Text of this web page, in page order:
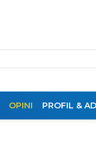
OPINI PROFIL &